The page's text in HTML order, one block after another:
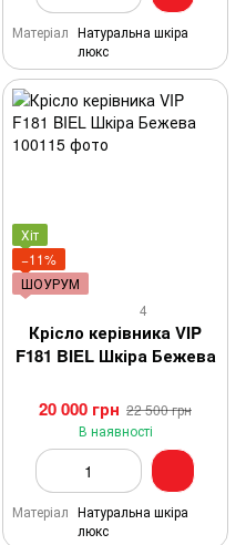
Матеріал Натуральна шкіра
люкс
Хіт
−11%
ШОУРУМ
4
Крісло керівника VIP
F181 BIEL Шкіра Бежева
20 000 грн 22 500 грн
В наявності
Матеріал Натуральна шкіра
люкс